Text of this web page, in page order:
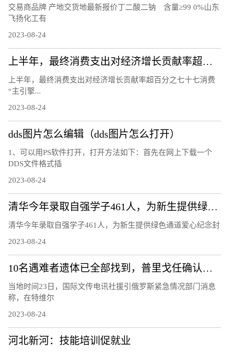
交易商品牌 产地交货地最新报价丁二酸二钠 含量≥99 0%山东
飞扬化工有
2023-08-24
上半年，最终消费支出对经济增长贡献率超百分之七十七 消费“主引擎”作用进一步凸显（经济新方位）
上半年，最终消费支出对经济增长贡献率超百分之七十七消费
“主引擎...
2023-08-24
dds图片怎么编辑（dds图片怎么打开）
1、可以用PS软件打开，打开方法如下：首先在网上下载一个
DDS文件格式插
2023-08-24
清华今年录取自强学子461人，为新生提供绿色通道爱心纪念封
清华今年录取自强学子461人，为新生提供绿色通道爱心纪念封
2023-08-24
10名遇难者遗体已全部找到，普里戈任确认遇难
当地时间23日，国际文传电讯社援引俄罗斯紧急情况部门消息
称，在特维尔
2023-08-24
河北新河：技能培训促就业